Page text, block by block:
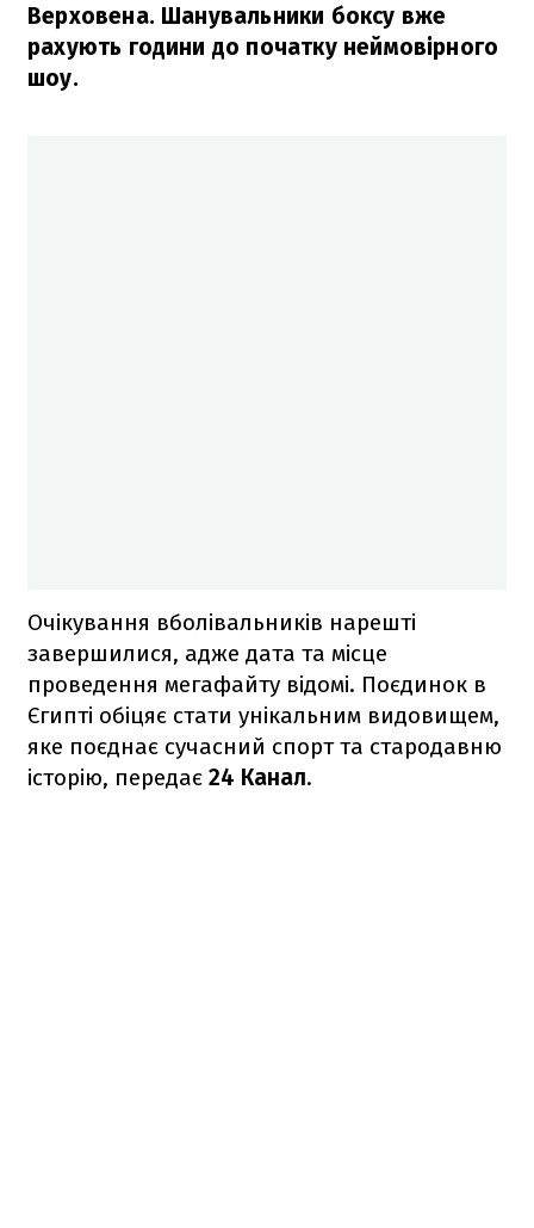
Верховена. Шанувальники боксу вже
рахують години до початку неймовірного
шоу.
Очікування вболівальників нарешті
завершилися, адже дата та місце
проведення мегафайту відомі. Поєдинок в
Єгипті обіцяє стати унікальним видовищем,
яке поєднає сучасний спорт та стародавню
історію, передає 24 Канал.